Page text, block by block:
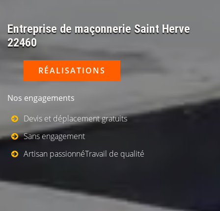
Entreprise de maçonnerie Saint Herve
22460
RÉALISATIONS
Nos engagements
Devis et déplacement gratuits
Sans engagement
Artisan passionnéTravail de qualité